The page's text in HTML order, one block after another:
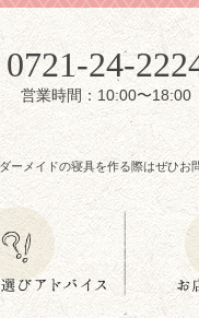
0721-24-
営業時間：10:00〜18:00
ーメイドの寝具を作る際はぜひお